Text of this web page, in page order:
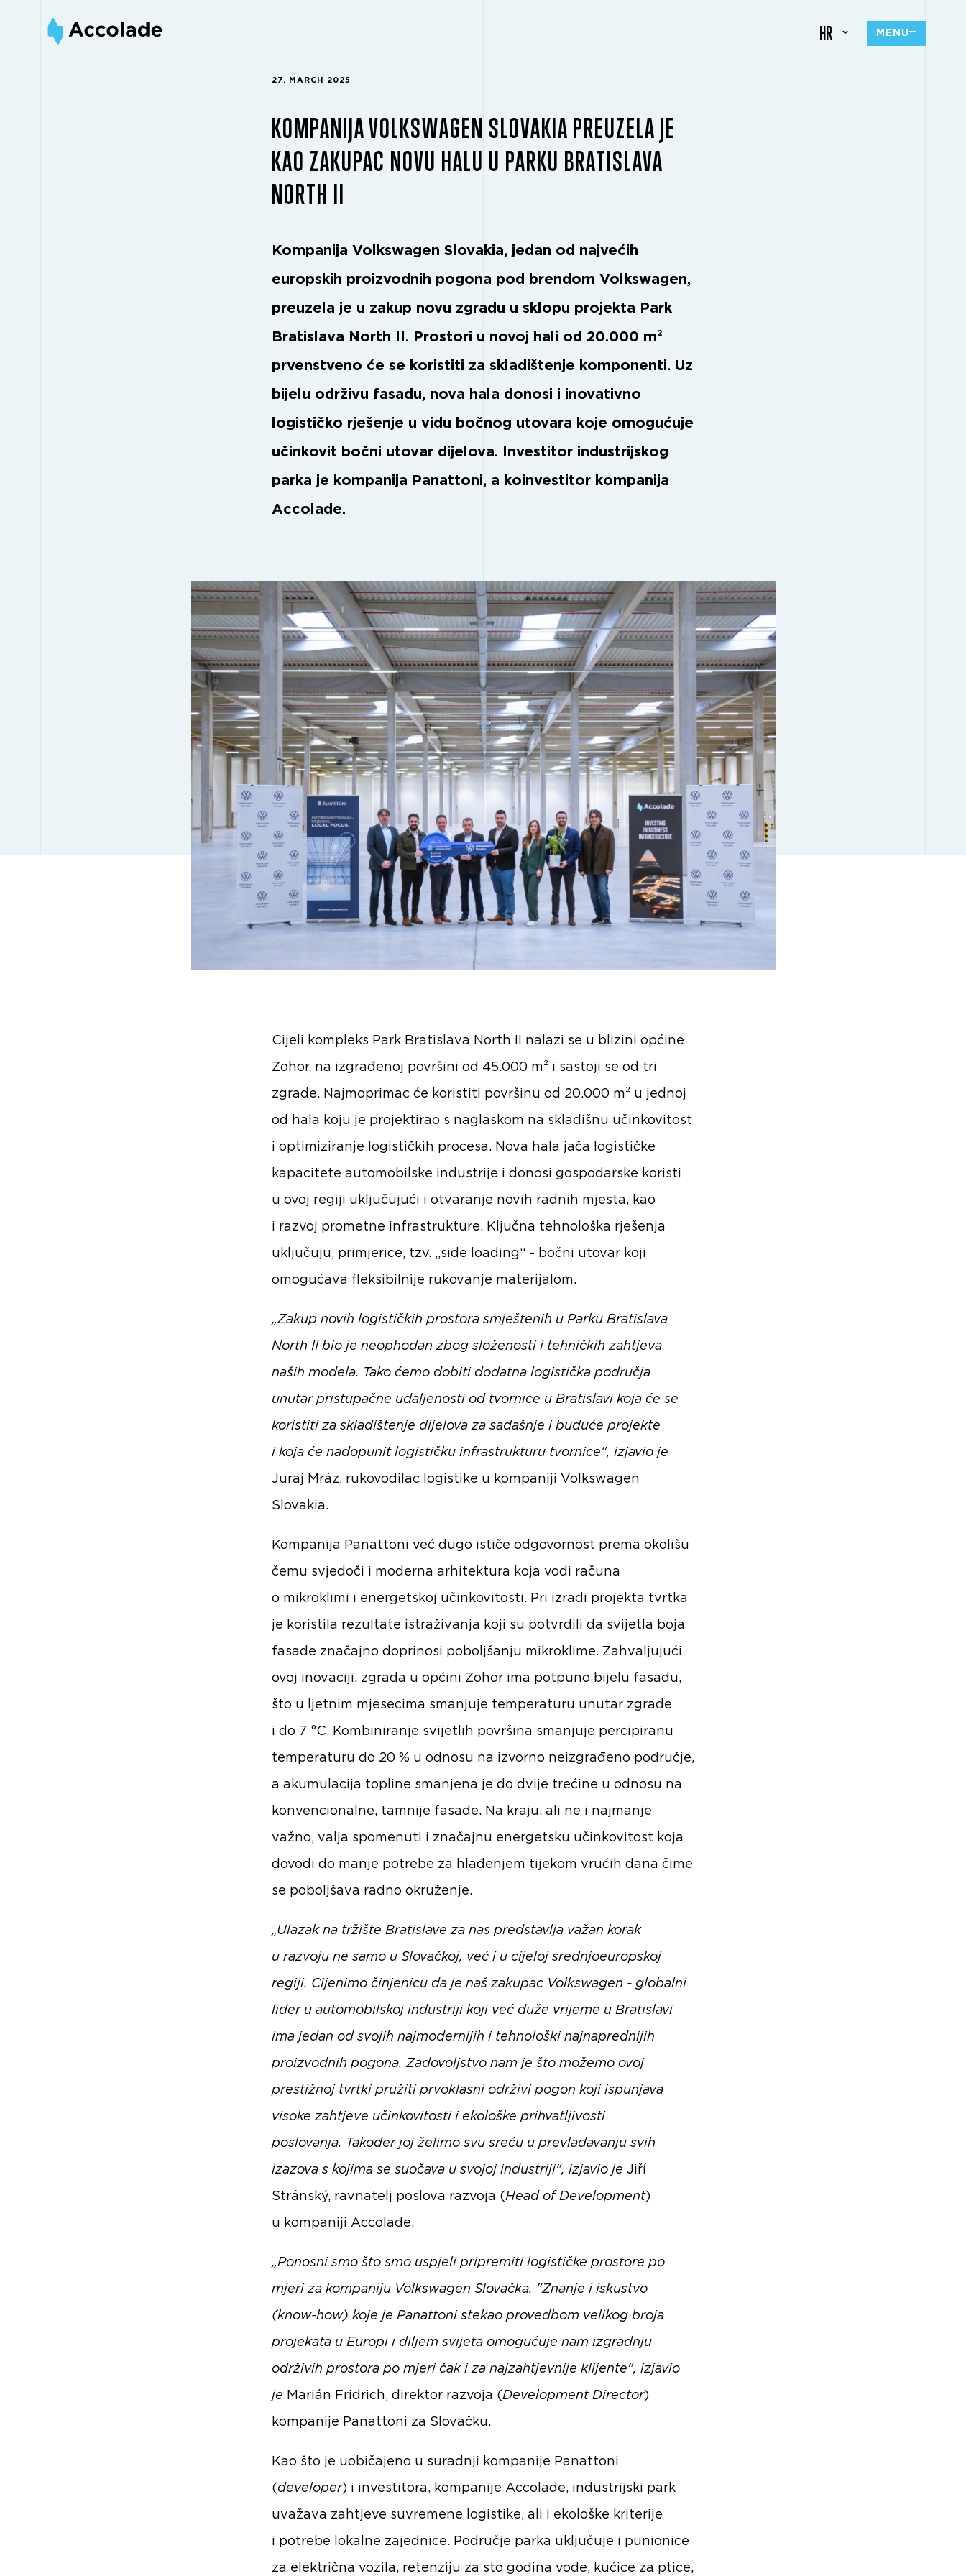
HR MENU
27. MARCH 2025
KOMPANIJA VOLKSWAGEN SLOVAKIA PREUZELA JE
KAO ZAKUPAC NOVU HALU U PARKU BRATISLAVA
NORTH II
Kompanija Volkswagen Slovakia, jedan od najvećih
europskih proizvodnih pogona pod brendom Volkswagen,
preuzela je u zakup novu zgradu u sklopu projekta Park
Bratislava North II. Prostori u novoj hali od 20.000 m²
prvenstveno će se koristiti za skladištenje komponenti. Uz
bijelu održivu fasadu, nova hala donosi i inovativno
logističko rješenje u vidu bočnog utovara koje omogućuje
učinkovit bočni utovar dijelova. Investitor industrijskog
parka je kompanija Panattoni, a koinvestitor kompanija
Accolade.
Cijeli kompleks Park Bratislava North II nalazi se u blizini općine
Zohor, na izgrađenoj površini od 45.000 m² i sastoji se od tri
zgrade. Najmoprimac će koristiti površinu od 20.000 m² u jednoj
od hala koju je projektirao s naglaskom na skladišnu učinkovitost
i optimiziranje logističkih procesa. Nova hala jača logističke
kapacitete automobilske industrije i donosi gospodarske koristi
u ovoj regiji uključujući i otvaranje novih radnih mjesta, kao
i razvoj prometne infrastrukture. Ključna tehnološka rješenja
uključuju, primjerice, tzv. „side loading“ - bočni utovar koji
omogućava fleksibilnije rukovanje materijalom.
„Zakup novih logističkih prostora smještenih u Parku Bratislava
North II bio je neophodan zbog složenosti i tehničkih zahtjeva
naših modela. Tako ćemo dobiti dodatna logistička područja
unutar pristupačne udaljenosti od tvornice u Bratislavi koja će se
koristiti za skladištenje dijelova za sadašnje i buduće projekte
i koja će nadopunit logističku infrastrukturu tvornice", izjavio je
Juraj Mráz, rukovodilac logistike u kompaniji Volkswagen
Slovakia.
Kompanija Panattoni već dugo ističe odgovornost prema okolišu
čemu svjedoči i moderna arhitektura koja vodi računa
o mikroklimi i energetskoj učinkovitosti. Pri izradi projekta tvrtka
je koristila rezultate istraživanja koji su potvrdili da svijetla boja
fasade značajno doprinosi poboljšanju mikroklime. Zahvaljujući
ovoj inovaciji, zgrada u općini Zohor ima potpuno bijelu fasadu,
što u ljetnim mjesecima smanjuje temperaturu unutar zgrade
i do 7 °C. Kombiniranje svijetlih površina smanjuje percipiranu
temperaturu do 20 % u odnosu na izvorno neizgrađeno područje,
a akumulacija topline smanjena je do dvije trećine u odnosu na
konvencionalne, tamnije fasade. Na kraju, ali ne i najmanje
važno, valja spomenuti i značajnu energetsku učinkovitost koja
dovodi do manje potrebe za hlađenjem tijekom vrućih dana čime
se poboljšava radno okruženje.
„Ulazak na tržište Bratislave za nas predstavlja važan korak
u razvoju ne samo u Slovačkoj, već i u cijeloj srednjoeuropskoj
regiji. Cijenimo činjenicu da je naš zakupac Volkswagen - globalni
lider u automobilskoj industriji koji već duže vrijeme u Bratislavi
ima jedan od svojih najmodernijih i tehnološki najnaprednijih
proizvodnih pogona. Zadovoljstvo nam je što možemo ovoj
prestižnoj tvrtki pružiti prvoklasni održivi pogon koji ispunjava
visoke zahtjeve učinkovitosti i ekološke prihvatljivosti
poslovanja. Također joj želimo svu sreću u prevladavanju svih
izazova s ​​kojima se suočava u svojoj industriji", izjavio je Jiří
Stránský, ravnatelj poslova razvoja (Head of Development)
u kompaniji Accolade.
„Ponosni smo što smo uspjeli pripremiti logističke prostore po
mjeri za kompaniju Volkswagen Slovačka. "Znanje i iskustvo
(know-how) koje je Panattoni stekao provedbom velikog broja
projekata u Europi i diljem svijeta omogućuje nam izgradnju
održivih prostora po mjeri čak i za najzahtjevnije klijente", izjavio
je Marián Fridrich, direktor razvoja (Development Director)
kompanije Panattoni za Slovačku.
Kao što je uobičajeno u suradnji kompanije Panattoni
( developer) i investitora, kompanije Accolade, industrijski park
uvažava zahtjeve suvremene logistike, ali i ekološke kriterije
i potrebe lokalne zajednice. Područje parka uključuje i punionice
za električna vozila, retenziju za sto godina vode, kućice za ptice,